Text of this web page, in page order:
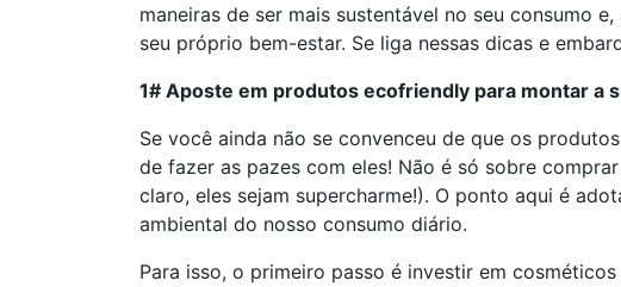
maneiras de ser mais sustentável no seu consumo
seu próprio bem-estar. Se liga nessas dicas e
1# Aposte em produtos ecofriendly para montar a
Se você ainda não se convenceu de que os
de fazer as pazes com eles! Não é só sobre
claro, eles sejam supercharme!). O ponto aqui é
ambiental do nosso consumo diário.
Para isso, o primeiro passo é investir em